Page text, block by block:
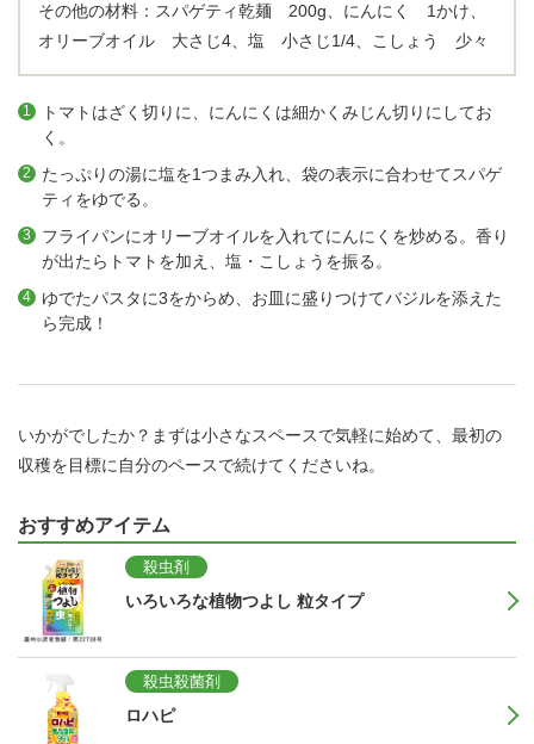
その他の材料：スパゲティ乾麺 200g、にんにく 1かけ、
オリーブオイル 大さじ4、塩 小さじ1/4、こしょう 少々
トマトはざく切りに、にんにくは細かくみじん切りにしてお
く。
たっぷりの湯に塩を1つまみ入れ、袋の表示に合わせてスパゲ
ティをゆでる。
フライパンにオリーブオイルを入れてにんにくを炒める。香り
が出たらトマトを加え、塩・こしょうを振る。
ゆでたパスタに3をからめ、お皿に盛りつけてバジルを添えた
ら完成！
いかがでしたか？まずは小さなスペースで気軽に始めて、最初の
収穫を目標に自分のペースで続けてくださいね。
おすすめアイテム
殺虫剤
いろいろな植物つよし 粒タイプ
殺虫殺菌剤
ロハピ